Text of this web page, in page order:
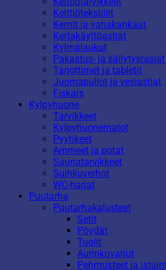
Keittiötekstiilit
Kernit ja vahakankaat
Kertakäyttöastiat
Kylmälaukut
Pakastus- ja säilytysrasiat
Tarjottimet ja tabletit
Juomapullot ja vesiastiat
Fiskars
Kylpyhuone
Tarvikkeet
Kylpyhuonematot
Pyyhkeet
Ammeet ja potat
Saunatarvikkeet
Suihkuverhot
WC-harjat
Puutarha
Puutarhakalusteet
Setit
Pöydät
Tuolit
Aurinkovarjot
Pehmusteet ja